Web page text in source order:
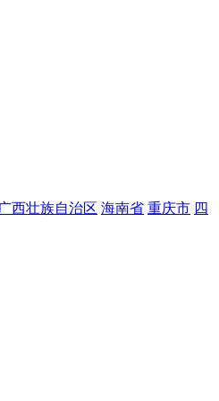
广西壮族自治区 海南省 重庆市 四